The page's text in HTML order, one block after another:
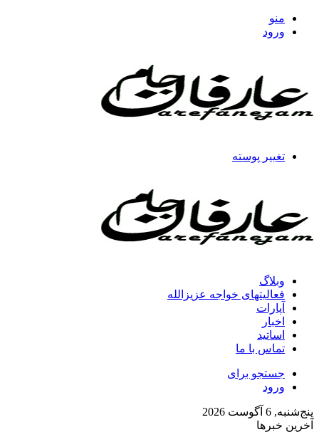
منو
ورود
تغییر پوسته
وبلاگ
فعالیتهای خواجه عزیزالله
آپارات
اخبار
اساتید
تماس با ما
جستجو برای
ورود
پنج‌شنبه, 6 آگوست 2026
آخرین خبرها